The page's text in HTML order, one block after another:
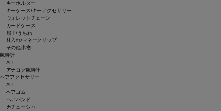
キーホルダー
キーケース/キーアクセサリー
ウォレットチェーン
カードケース
扇子/うちわ
札入れ/マネークリップ
その他小物
腕時計
ALL
アナログ腕時計
ヘアアクセサリー
ALL
ヘアゴム
ヘアバンド
カチューシャ